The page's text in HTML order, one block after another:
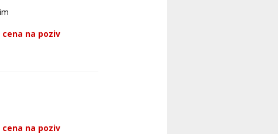
cena na poziv
cena na poziv